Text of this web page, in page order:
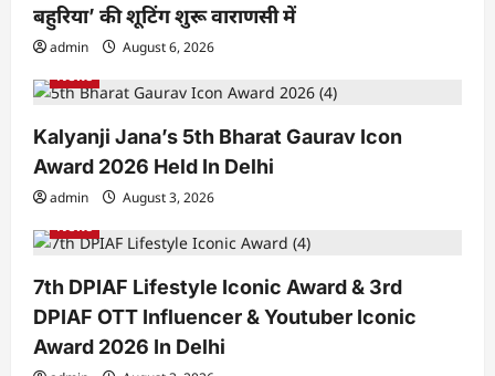
n
बहुरिया’ की शूटिंग शुरू वाराणसी में
admin
August 6, 2026
News
Kalyanji Jana’s 5th Bharat Gaurav Icon
Award 2026 Held In Delhi
admin
August 3, 2026
News
7th DPIAF Lifestyle Iconic Award & 3rd
DPIAF OTT Influencer & Youtuber Iconic
Award 2026 In Delhi